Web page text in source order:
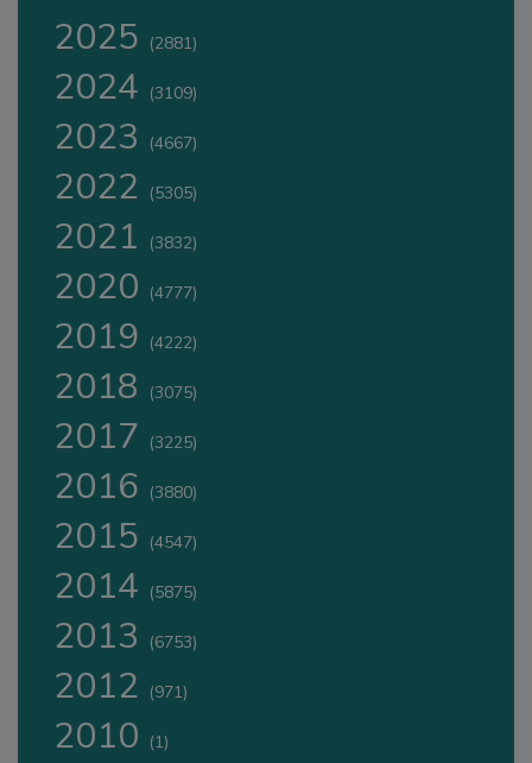
2025 (2881)
2024 (3109)
2023 (4667)
2022 (5305)
2021 (3832)
2020 (4777)
2019 (4222)
2018 (3075)
2017 (3225)
2016 (3880)
2015 (4547)
2014 (5875)
2013 (6753)
2012 (971)
2010 (1)